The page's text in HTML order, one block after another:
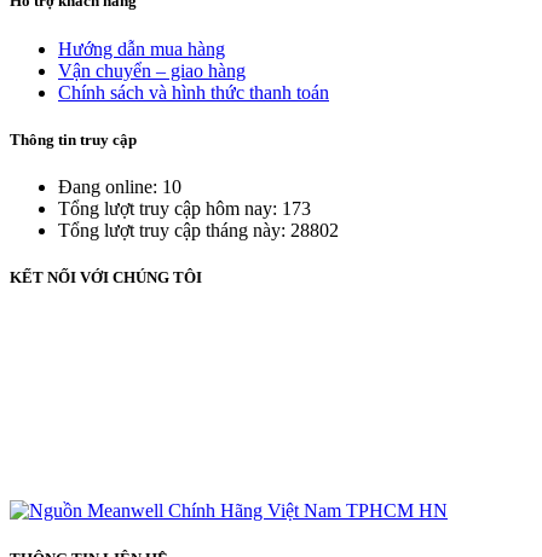
Hướng dẫn mua hàng
Vận chuyển – giao hàng
Chính sách và hình thức thanh toán
Thông tin truy cập
Đang online: 10
Tổng lượt truy cập hôm nay: 173
Tổng lượt truy cập tháng này: 28802
KẾT NỐI VỚI CHÚNG TÔI